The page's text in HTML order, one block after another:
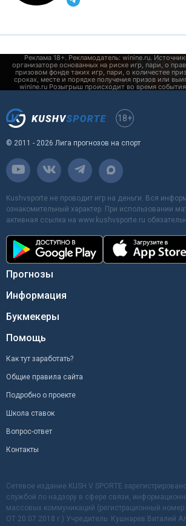
18+
© 2011 - 2026 Лига прогнозов на спорт
Kushvsporte не проводит игр на деньги. Вся
ознакомительный характер. При использовании
активная ссылка на www.kushvsporte.ru
Прогнозы
Информация
Букмекеры
Помощь
Как тут заработать?
Общие правила сайта
Подробно о проекте
Школа ставок
Вопрос-ответ
Контакты
Сетевое издание KUSH V SPORTE
службой по надзору в сфере связи,
массовых коммуникаций (регистрационный
ОТ 20.07.2018 г.) Учредитель: Кушнарев Виталий